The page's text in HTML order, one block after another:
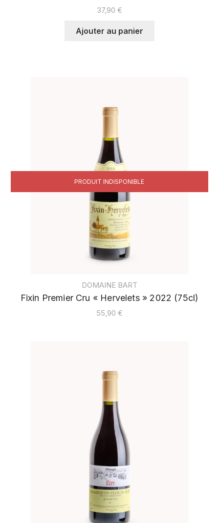
37,90 €
Ajouter au panier
DOMAINE BART
Fixin Premier Cru « Hervelets » 2022 (75cl)
55,90 €